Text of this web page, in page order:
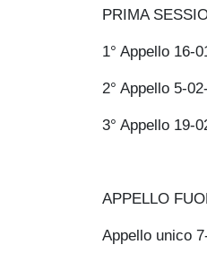
PRIMA
1° Appello 16-
2° Appello 5-
3° Appello 19-
APPELLO
Appello unico